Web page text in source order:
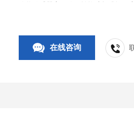
路将传感器毫伏信号转换成标准远距
在线咨询